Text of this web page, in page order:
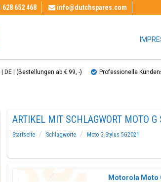
628 652 468 info@dutchspares.com
DE | (Bestellungen ab € 99, ​​-) Professionelle
ARTIKEL MIT SCHLAGWORT MOTO G
Startseite Schlagworte
Moto G Stylus 5G2021
Motorola Moto